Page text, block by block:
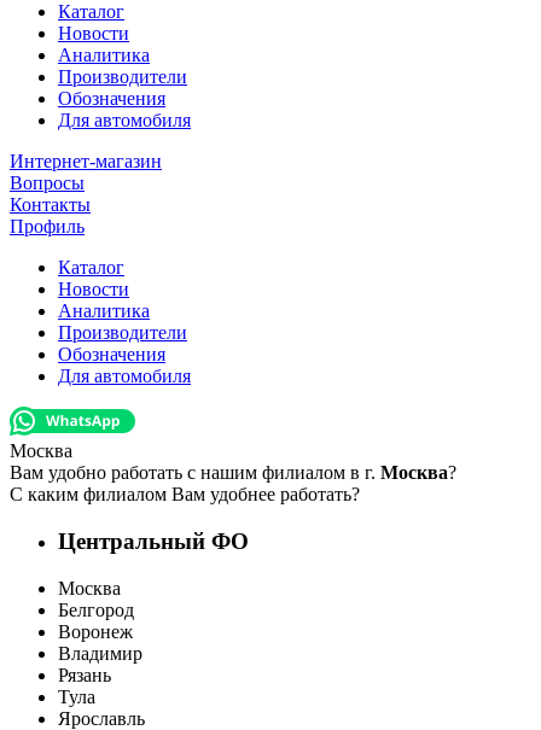
Каталог
Новости
Аналитика
Производители
Обозначения
Для автомобиля
Интернет-магазин
Вопросы
Контакты
Профиль
Каталог
Новости
Аналитика
Производители
Обозначения
Для автомобиля
Москва
Вам удобно работать с нашим филиалом в г. Москва?
С каким филиалом Вам удобнее работать?
Центральный ФО
Москва
Белгород
Воронеж
Владимир
Рязань
Тула
Ярославль